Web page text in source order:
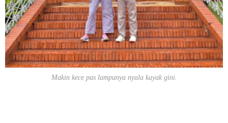
Makin kece pas lampunya nyala kayak gini.